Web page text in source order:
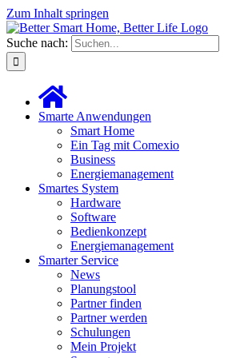
Zum Inhalt springen
Suche nach:
Smarte Anwendungen
Smart Home
Ein Tag mit Comexio
Business
Energiemanagement
Smartes System
Hardware
Software
Bedienkonzept
Energiemanagement
Smarter Service
News
Planungstool
Partner finden
Partner werden
Schulungen
Mein Projekt